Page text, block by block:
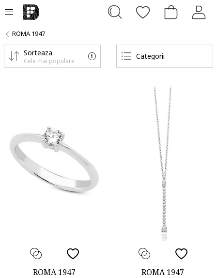
ROMA 1947
Categorii
Sorteaza
Cele mai populare
ROMA 1947 ROMA 1947